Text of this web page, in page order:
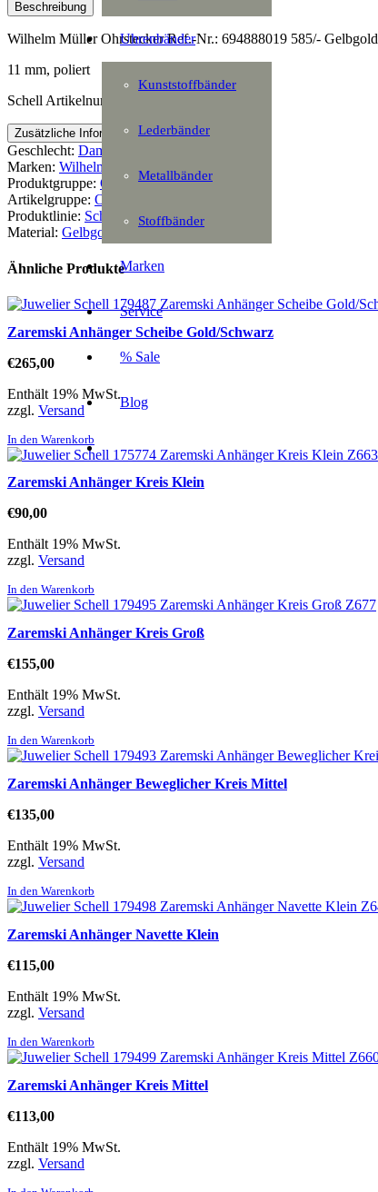
Uhrenbänder
Kunststoffbänder
Lederbänder
Metallbänder
Stoffbänder
Marken
Service
% Sale
Blog
Beschreibung
Wilhelm Müller Ohrstecker Ref.-Nr.: 694888019 585/-
11 mm, poliert
Schell Artikelnummer: 174698
Zusätzliche Information
Geschlecht: Damen
Marken: Wilhelm Müller
Produktgruppe: Ohrschmuck
Artikelgruppe: Ohrstecker
Produktlinie: Schmuck
Material: Gelbgold
Ähnliche Produkte
Zaremski Anhänger Scheibe Gold/Schwarz
€265,00
Enthält 19% MwSt.
zzgl. Versand
In den Warenkorb
Zaremski Anhänger Kreis Klein
€90,00
Enthält 19% MwSt.
zzgl. Versand
In den Warenkorb
Zaremski Anhänger Kreis Groß
€155,00
Enthält 19% MwSt.
zzgl. Versand
In den Warenkorb
Zaremski Anhänger Beweglicher Kreis Mittel
€135,00
Enthält 19% MwSt.
zzgl. Versand
In den Warenkorb
Zaremski Anhänger Navette Klein
€115,00
Enthält 19% MwSt.
zzgl. Versand
In den Warenkorb
Zaremski Anhänger Kreis Mittel
€113,00
Enthält 19% MwSt.
zzgl. Versand